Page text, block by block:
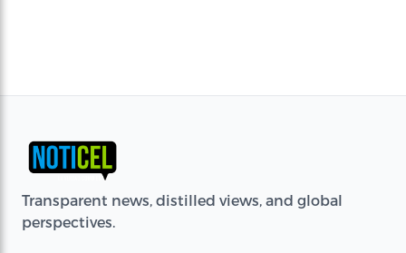
Transparent news, distilled views, and global
perspectives.